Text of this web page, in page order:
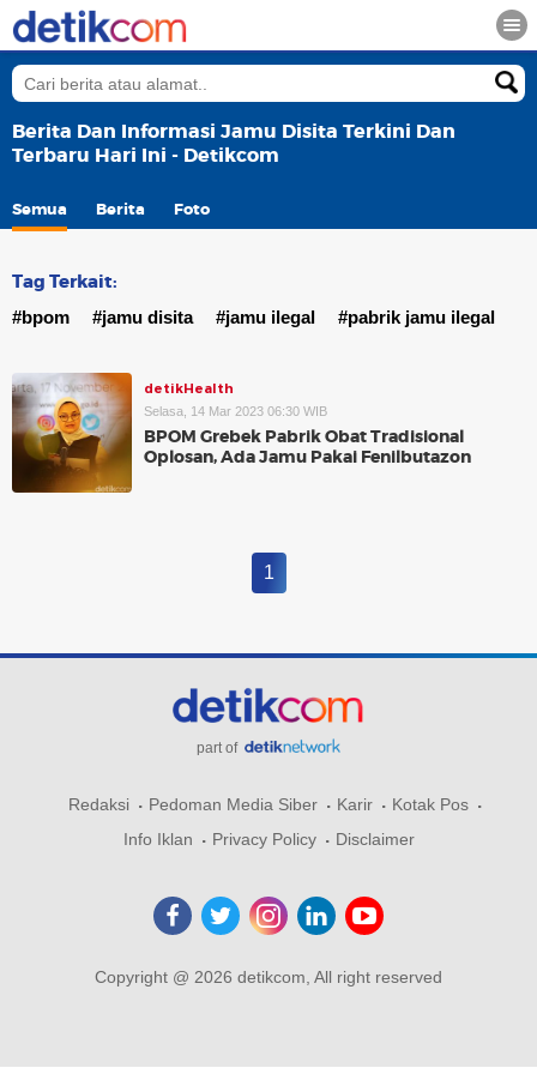
Berita Dan Informasi Jamu Disita Terkini Dan
Terbaru Hari Ini - Detikcom
Semua Berita Foto
Tag Terkait:
#bpom #jamu disita #jamu ilegal #pabrik jamu ilegal
detikHealth
Selasa, 14 Mar 2023 06:30 WIB
BPOM Grebek Pabrik Obat Tradisional
Oplosan, Ada Jamu Pakai Fenilbutazon
1
part of
Redaksi Pedoman Media Siber Karir
Kotak Pos
Info Iklan
Privacy Policy Disclaimer
Copyright @ 2026 detikcom, All right reserved